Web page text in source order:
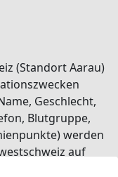
(Standort Aarau)
Geschlecht,
Blutgruppe,
werden
auf